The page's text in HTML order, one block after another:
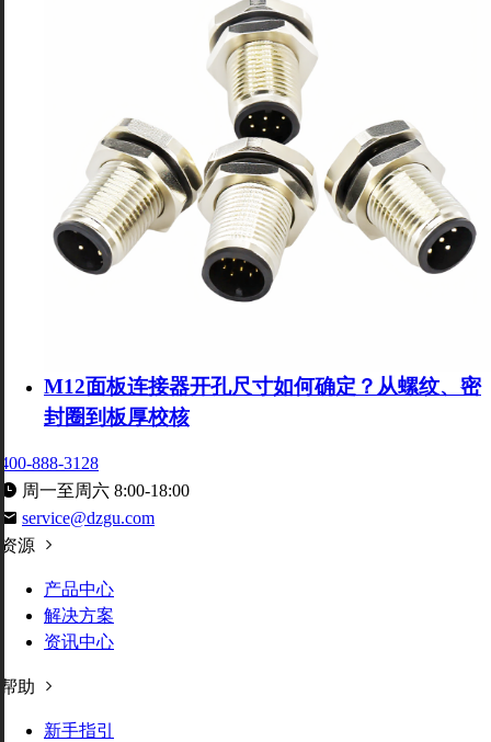
M12面板连接器开孔尺寸如何确定？从螺纹、密
封圈到板厚校核
400-888-3128
周一至周六 8:00-18:00
service@dzgu.com
资源
产品中心
解决方案
资讯中心
帮助
新手指引